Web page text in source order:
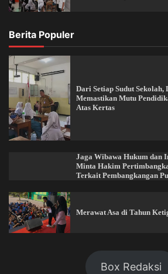
Berita Populer
Dari Setiap Sudut Sekolah,
Memastikan Mutu
Atas Kertas
Jaga Wibawa Hukum dan
Minta Hakim
Terkait Pembangkangan
Merawat Asa di Tahun
Box Redaksi